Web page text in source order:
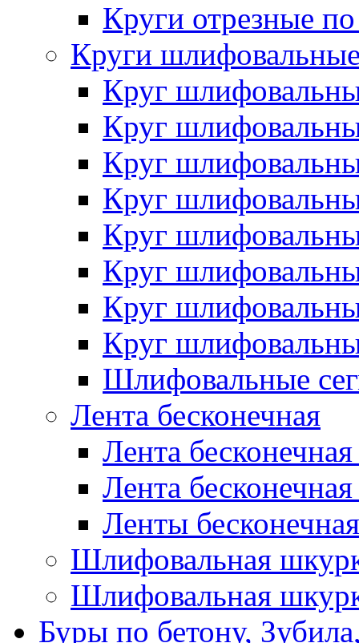
Круги отрезные
Круги
Круг
Круг
Круг
Круг
Круг
Круг
Круг
Круг
Шлифовальные
Лента бесконечная
Лента
Лента
Ленты
Шлифовальная
Шлифовальная
Буры по бетону,